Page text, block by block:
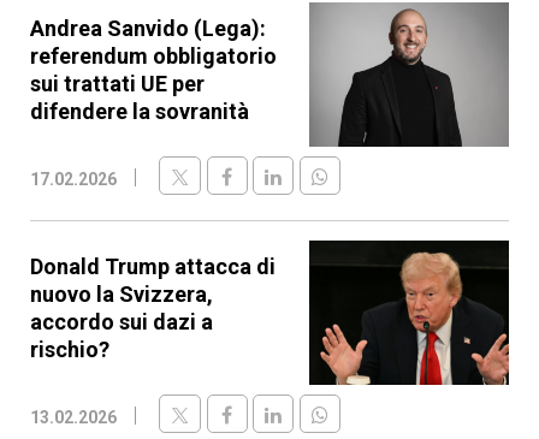
Andrea Sanvido (Lega):
referendum obbligatorio
sui trattati UE per
difendere la sovranità
17.02.2026
Donald Trump attacca di
nuovo la Svizzera,
accordo sui dazi a
rischio?
13.02.2026